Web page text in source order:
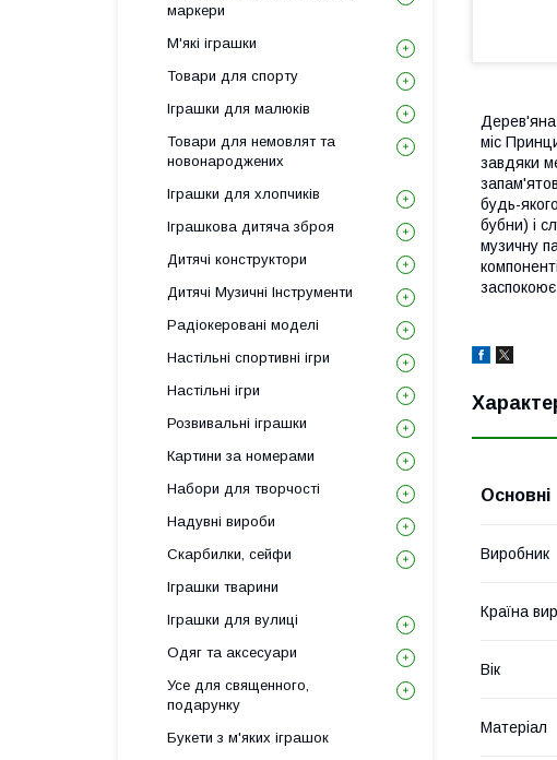
Дерев'яна
міс
завдяки
будь-
бубни) і
музичну
Основні
Виробник
Країна
Вік
Матеріал
маркери
М'які іграшки
Товари для спорту
Іграшки для малюків
Товари для немовлят та
новонароджених
Іграшки для хлопчиків
Іграшкова дитяча зброя
Дитячі конструктори
Дитячі Музичні Інструменти
Радіокеровані моделі
Настільні спортивні ігри
Настільні ігри
Розвивальні іграшки
Картини за номерами
Набори для творчості
Надувні вироби
Скарбилки, сейфи
Іграшки тварини
Іграшки для вулиці
Одяг та аксесуари
Усе для священного,
подарунку
Букети з м'яких іграшок